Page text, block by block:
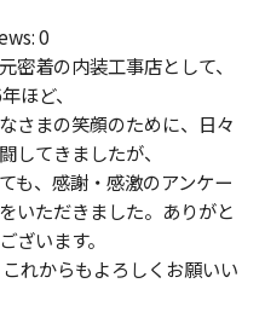
0
密着の内装工事店として、
ほど、
さまの笑顔のために、日々
してきましたが、
も、感謝・感激のアンケー
いただきました。ありがと
ざいます。
れからもよろしくお願いい